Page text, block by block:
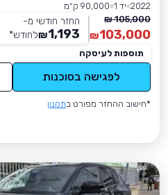
2022 יד 1
90,000 ק״מ
105,000 ₪
103,000
₪
החזר חודשי מ-
1,193
₪לחודש*
תוספות לעיסקה
לפגישה בסוכנות
*חישוב ההחזר מפורט בתקנון